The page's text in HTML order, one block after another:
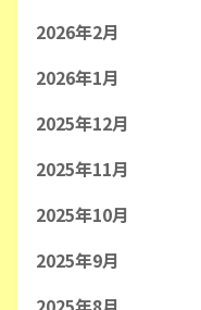
2026年2月
2026年1月
2025年12月
2025年11月
2025年10月
2025年9月